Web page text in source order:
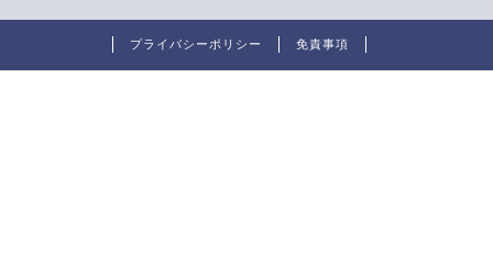
プライバシーポリシー 免責事項